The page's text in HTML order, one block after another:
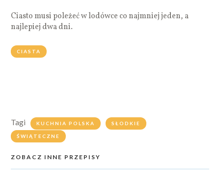
Ciasto musi poleżeć w lodówce co najmniej jeden, a
najlepiej dwa dni.
CIASTA
Tagi KUCHNIA POLSKA SŁODKIE
ŚWIĄTECZNE
ZOBACZ INNE PRZEPISY